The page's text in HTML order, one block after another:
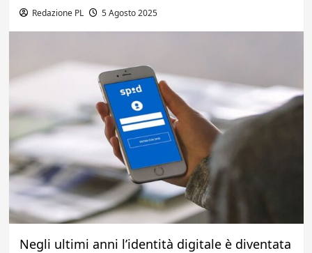
Redazione PL 5 Agosto 2025
Negli ultimi anni l’identità digitale è diventata